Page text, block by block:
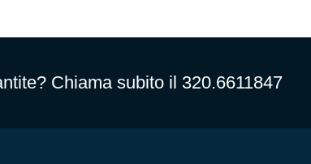
Chiama subito il 320.6611847